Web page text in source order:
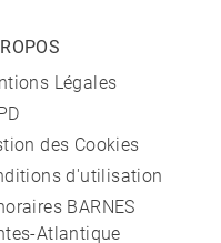
Légales
des Cookies
d'utilisation
BARNES
Atlantique